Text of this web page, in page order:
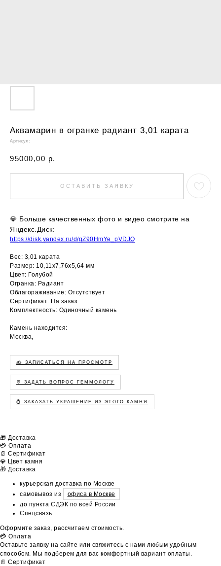
Аквамарин в огранке радиант 3,01 карата
Артикул:
95000,00 р.
ОСТАВИТЬ ЗАЯВКУ
💎 Больше качественных фото и видео смотрите на
Яндекс.Диск:
https://disk.yandex.ru/d/gZ90HmYe_pVDJQ
Вес: 3,01 карата
Размер: 10,11х7,76х5,64 мм
Цвет: Голубой
Огранка: Радиант
Облагораживание: Отсутствует
Сертификат: На заказ
Комплектность: Одиночный камень
Камень находится:
Москва,
✍️ ЗАПИСАТЬСЯ НА ПРОСМОТР
💬 ЗАДАТЬ ВОПРОС ГЕММОЛОГУ
💍 ЗАКАЗАТЬ УКРАШЕНИЕ ИЗ ЭТОГО КАМНЯ
🎁 Доставка
💳 Оплата
📄 Сертификат
💎 Цвет камня
🎁 Доставка
курьерская доставка по Москве
самовывоз из
офиса в Москве
до пункта СДЭК по всей России
Спецсвязь
Оформите заказ, рассчитаем стоимость.
💳 Оплата
Оставьте заявку на сайте или свяжитесь с нами любым удобным
способом. Мы подберем для вас комфортный вариант оплаты.
📄 Сертификат